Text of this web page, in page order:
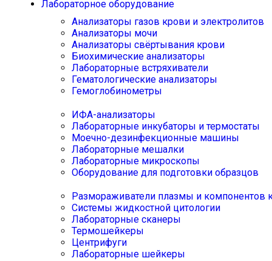
Лабораторное оборудование
Анализаторы газов крови и электролитов
Анализаторы мочи
Анализаторы свёртывания крови
Биохимические анализаторы
Лабораторные встряхиватели
Гематологические анализаторы
Гемоглобинометры
ИФА-анализаторы
Лабораторные инкубаторы и термостаты
Моечно-дезинфекционные машины
Лабораторные мешалки
Лабораторные микроскопы
Оборудование для подготовки образцов
Размораживатели плазмы и компонентов
Системы жидкостной цитологии
Лабораторные сканеры
Термошейкеры
Центрифуги
Лабораторные шейкеры